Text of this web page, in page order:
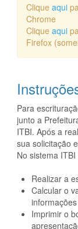
Clique aqui
Chrome
Clique aqui
Firefox
Para
junto a
ITBI. Após a
sua solicitação
No sistema
Realizar a
Calcular o
Imprimir o